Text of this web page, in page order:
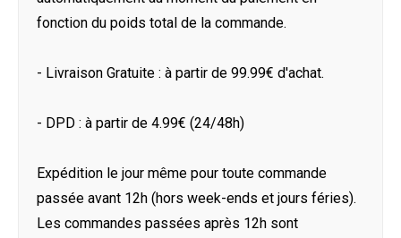
fonction du poids total de la commande.
- Livraison Gratuite : à partir de 99.99€ d'achat.
- DPD : à partir de 4.99€ (24/48h)
Expédition le jour même pour toute commande
passée avant 12h (hors week-ends et jours féries).
Les commandes passées après 12h sont